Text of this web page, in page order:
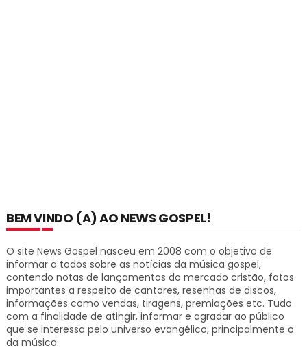
BEM VINDO (A) AO NEWS GOSPEL!
O site News Gospel nasceu em 2008 com o objetivo de
informar a todos sobre as notícias da música gospel,
contendo notas de lançamentos do mercado cristão, fatos
importantes a respeito de cantores, resenhas de discos,
informações como vendas, tiragens, premiações etc. Tudo
com a finalidade de atingir, informar e agradar ao público
que se interessa pelo universo evangélico, principalmente o
da música.